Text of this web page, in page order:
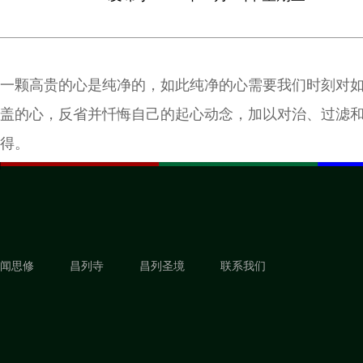
一颗高贵的心是纯净的，如此纯净的心需要我们时刻对
盖的心，反省并忏悔自己的起心动念，加以对治、过滤
得。
闻思修 昌列寺 昌列圣境 联系我们